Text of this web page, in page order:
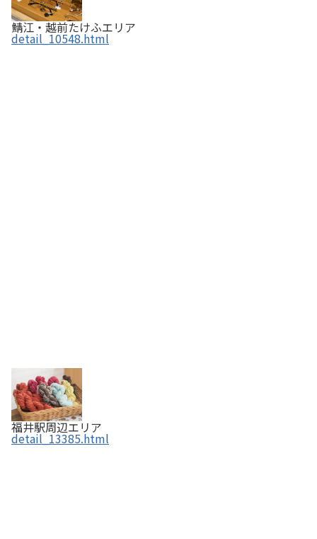
鯖江・越前たけふエリア
detail_10548.html
福井駅周辺エリア
detail_13385.html